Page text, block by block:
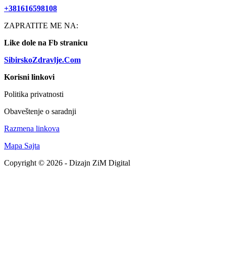
+381616598108
ZAPRATITE ME NA:
Like dole na Fb stranicu
SibirskoZdravlje.Com
Korisni linkovi
Politika privatnosti
Obaveštenje o saradnji
Razmena linkova
Mapa Sajta
Copyright © 2026 - Dizajn ZiM Digital